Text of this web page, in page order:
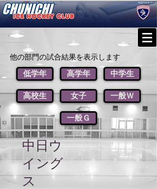
他の部門の試合結果を表示します
低学年
高校生
高学年
女子
中学生
一般Ｗ
一般Ｇ
中日ウ
イング
ス